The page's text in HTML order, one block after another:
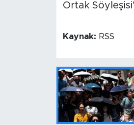
Ortak
Kaynak: RSS